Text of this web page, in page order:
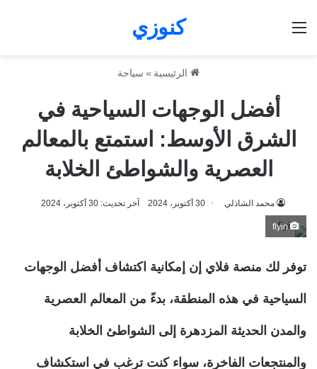
كنوزي
الرئيسية » سياحة
أفضل الوجهات السياحية في
الشرق الأوسط: استمتع بالمعالم
العصرية والشواطئ الخلابة
محمد الشاذلي 30 أكتوبر، 2024 آخر تحديث: 30 أكتوبر، 2024
flyin
توفر لك منصة فلاي إن إمكانية اكتشاف أفضل الوجهات
السياحية في هذه المنطقة، بدءً من المعالم العصرية
والمدن الحديثة المزدهرة إلى الشواطئ الخلابة
والمنتجعات الفاخرة، سواء كنت ترغب في استكشاف